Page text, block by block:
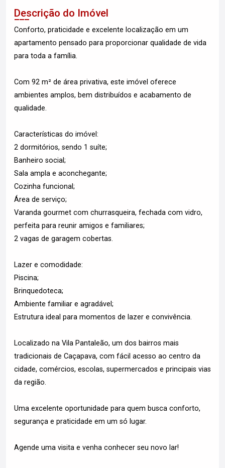
Descrição do Imóvel
Conforto, praticidade e excelente localização em um
apartamento pensado para proporcionar qualidade de vida
para toda a família.
Com 92 m² de área privativa, este imóvel oferece
ambientes amplos, bem distribuídos e acabamento de
qualidade.
Características do imóvel:
2 dormitórios, sendo 1 suíte;
Banheiro social;
Sala ampla e aconchegante;
Cozinha funcional;
Área de serviço;
Varanda gourmet com churrasqueira, fechada com vidro,
perfeita para reunir amigos e familiares;
2 vagas de garagem cobertas.
Lazer e comodidade:
Piscina;
Brinquedoteca;
Ambiente familiar e agradável;
Estrutura ideal para momentos de lazer e convivência.
Localizado na Vila Pantaleão, um dos bairros mais
tradicionais de Caçapava, com fácil acesso ao centro da
cidade, comércios, escolas, supermercados e principais vias
da região.
Uma excelente oportunidade para quem busca conforto,
segurança e praticidade em um só lugar.
Agende uma visita e venha conhecer seu novo lar!